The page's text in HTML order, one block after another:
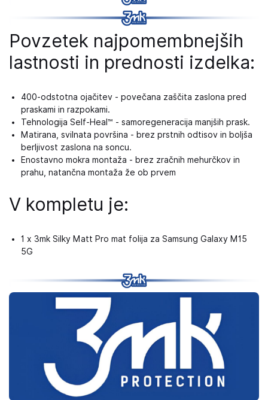
Povzetek najpomembnejših
lastnosti in prednosti izdelka:
400-odstotna ojačitev - povečana zaščita zaslona pred
praskami in razpokami.
Tehnologija Self-Heal™ - samoregeneracija manjših prask.
Matirana, svilnata površina - brez prstnih odtisov in boljša
berljivost zaslona na soncu.
Enostavno mokra montaža - brez zračnih mehurčkov in
prahu, natančna montaža že ob prvem
V kompletu je:
1 x 3mk Silky Matt Pro mat folija za Samsung Galaxy M15
5G